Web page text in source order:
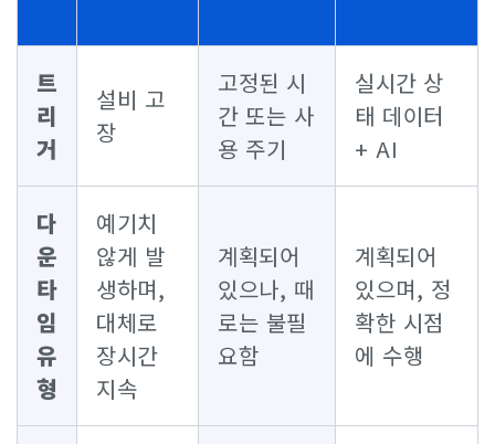
트
리
거
설비 고
장
고정된 시
간 또는 사
용 주기
실시간 상
태 데이터
+ AI
다
운
타
임
유
형
예기치
않게 발
생하며,
대체로
장시간
지속
계획되어
있으나, 때
로는 불필
요함
계획되어
있으며, 정
확한 시점
에 수행